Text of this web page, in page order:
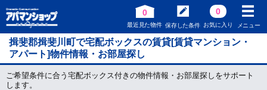
0
最近見た物件 保存した条件
0
お気に入り メニュー
揖斐郡揖斐川町で宅配ボックスの賃貸[賃貸マンション・
アパート]物件情報・お部屋探し
ご希望条件に合う宅配ボックス付きの物件情報・お部屋探しをサポート
します。